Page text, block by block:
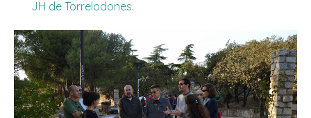
JH de Torrelodones.